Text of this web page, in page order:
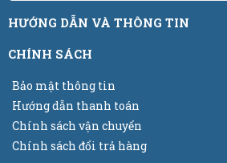
HƯỚNG DẪN VÀ THÔNG TIN
CHÍNH SÁCH
Bảo mật thông tin
Hướng dẫn thanh toán
Chính sách vận chuyển
Chính sách đổi trả hàng